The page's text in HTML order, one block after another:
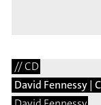
// CD
David Fennessy |